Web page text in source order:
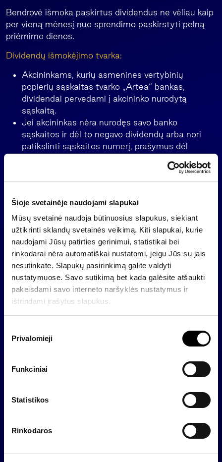
Šioje svetainėje naudojami slapukai
Mūsų svetainė naudoja būtinuosius slapukus, siekiant
užtikrinti sklandų svetainės veikimą. Kiti slapukai, kurie
naudojami Jūsų patirties gerinimui, statistikai bei
rinkodarai nėra automatiškai nustatomi, jeigu Jūs su jais
nesutinkate. Slapukų pasirinkimą galite valdyti
nustatymuose. Savo sutikimą bet kada galėsite atšaukti
pakeisdami savo interneto naršyklės nustatymus ir
ištrindami įrašytus slapukus.
Privalomieji
Funkciniai
Statistikos
Rinkodaros
Bendrovė išmoka paskirtus dividendus ne vėliau kaip
per vieną mėnesį nuo sprendimo paskirstyti pelną
priėmimo dienos.
Dividendų išmokėjimo tvarka:
Akcininkams, kurių asmenines vertybinių
popierių sąskaitas tvarko „Artea“ bankas,
dividendai pervedami į akcininko nurodytą
sąskaitą.
Jei akcininkas nėra nurodęs savo banko
sąskaitos ir dėl to negavo dividendų arba nori
patikslinti sąskaitos numerį, prašymus dėl
sąskaitą galima pateikti artimiausiame „Artea“
bankas klientų aptarnavimo padalinyje.
tvarkytojai (finansų maklerio įmonės ar
vertybinių popierių apskaitos paslaugas
teikiantys bankų padaliniai), dividendai
pervedami į pas juos atidarytą akcininko piniginių
lėšų sąskaitą
Dividendams ir akcijų supirkimams skirta suma
(EUR)